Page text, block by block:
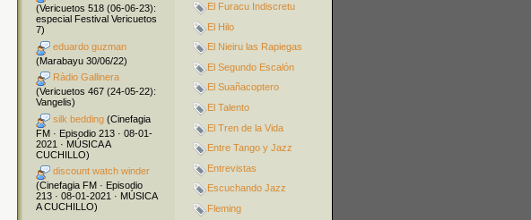
El Furacu Indiscretu
El Hilo
El Nieiru las Rapiegas
El Segundo Escalón
El Suañacoptero
El Talento
El Tren de la Vida
Entre Tango y Jazz
Entrevistas
Escuchando Jazz
Fleming
(Vericuetos 518 (06-06-23):
especial Festival Vericuetos
7)
eduardo guzman
(Marabayu 30/06/22)
Ràdio Gallinera
(Vericuetos 467 (24-05-22):
Vangelis)
silk bedding (Cinefagia
FM · Episodio 213 · 08-01-
2021 · MÚSICA A
CUCHILLO)
discount watch winder
(Cinefagia FM · Episodio
213 · 08-01-2021 · MÚSICA
A CUCHILLO)